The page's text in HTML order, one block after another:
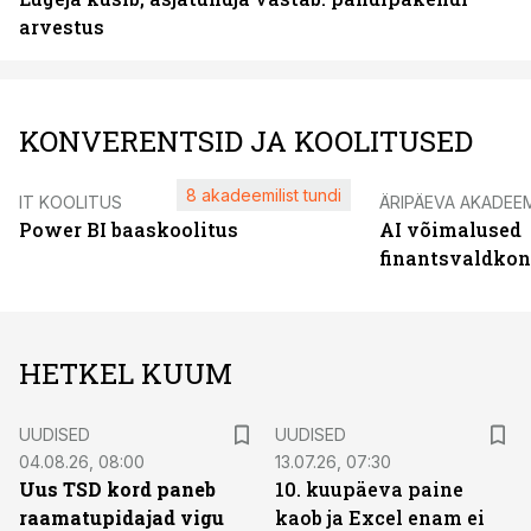
arvestus
KONVERENTSID JA KOOLITUSED
IT KOOLITUS
Power BI baaskoolitus
8 akadeemilist tundi ÄRIPÄEVA
AI võimalused
HETKEL KUUM
UUDISED
04.08.26, 08:00
Uus TSD kord paneb
raamatupidajad vigu
UUDISED
13.07.26, 07:30
10. kuupäeva paine
kaob ja Excel enam ei